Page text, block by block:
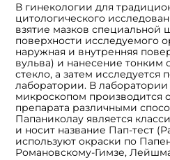
В гинекологии для
цитологического
взятие мазков специальной
поверхности исследуемого
наружная и внутренняя
вульва) и нанесение тонким
стекло, а затем исследуется
лаборатории. В
микроскопом производится
препарата различными
Папаниколау является
и носит название Пап-тест
используют окраски по
Романовскому-Гимзе,